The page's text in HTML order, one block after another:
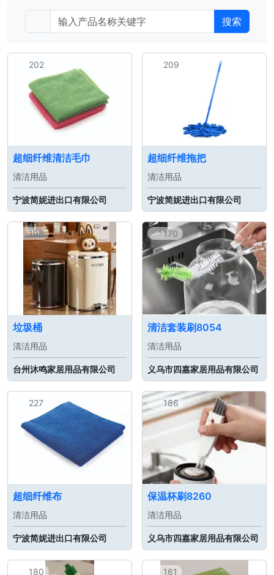
搜索
202
超细纤维清洁毛巾
清洁用品
宁波简妮进出口有限公司
209
超细纤维拖把
清洁用品
宁波简妮进出口有限公司
198
垃圾桶
清洁用品
台州沐鸣家居用品有限公司
170
清洁套装刷8054
清洁用品
义乌市四嘉家居用品有限公司
227
超细纤维布
清洁用品
宁波简妮进出口有限公司
186
保温杯刷8260
清洁用品
义乌市四嘉家居用品有限公司
180 161